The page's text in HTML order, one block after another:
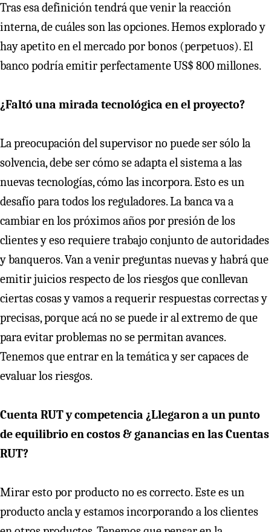
Tras esa definición tendrá que venir la reacción
interna, de cuáles son las opciones. Hemos explorado y
hay apetito en el mercado por bonos (perpetuos). El
banco podría emitir perfectamente US$ 800 millones.
¿Faltó una mirada tecnológica en el proyecto?
La preocupación del supervisor no puede ser sólo la
solvencia, debe ser cómo se adapta el sistema a las
nuevas tecnologías, cómo las incorpora. Esto es un
desafío para todos los reguladores. La banca va a
cambiar en los próximos años por presión de los
clientes y eso requiere trabajo conjunto de autoridades
y banqueros. Van a venir preguntas nuevas y habrá que
emitir juicios respecto de los riesgos que conllevan
ciertas cosas y vamos a requerir respuestas correctas y
precisas, porque acá no se puede ir al extremo de que
para evitar problemas no se permitan avances.
Tenemos que entrar en la temática y ser capaces de
evaluar los riesgos.
Cuenta RUT y competencia ¿Llegaron a un punto
de equilibrio en costos & ganancias en las Cuentas
RUT?
Mirar esto por producto no es correcto. Este es un
producto ancla y estamos incorporando a los clientes